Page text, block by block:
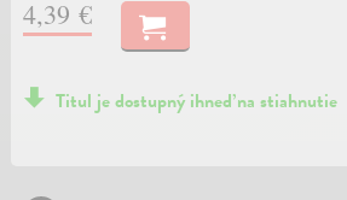
4,39 €
Titul je dostupný ihneď na stiahnutie